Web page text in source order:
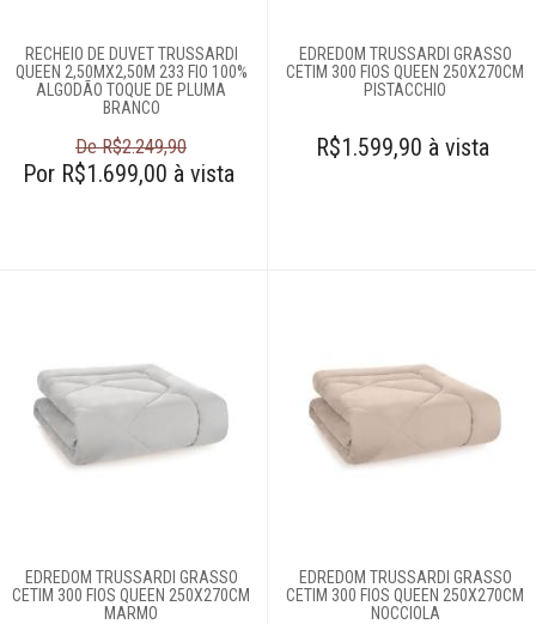
Tapetes
Toalhas
Decoração
Login
Criar conta
Fale
Conosco
RECHEIO DE DUVET TRUSSARDI
QUEEN 2,50MX2,50M 233 FIO 100%
ALGODÃO TOQUE DE PLUMA
BRANCO
De R$2.249,90
Por R$1.699,00 à vista
EDREDOM TRUSSARDI GRASSO
CETIM 300 FIOS QUEEN 250X270CM
PISTACCHIO
R$1.599,90 à vista
EDREDOM TRUSSARDI GRASSO
CETIM 300 FIOS QUEEN 250X270CM
MARMO
EDREDOM TRUSSARDI GRASSO
CETIM 300 FIOS QUEEN 250X270CM
NOCCIOLA